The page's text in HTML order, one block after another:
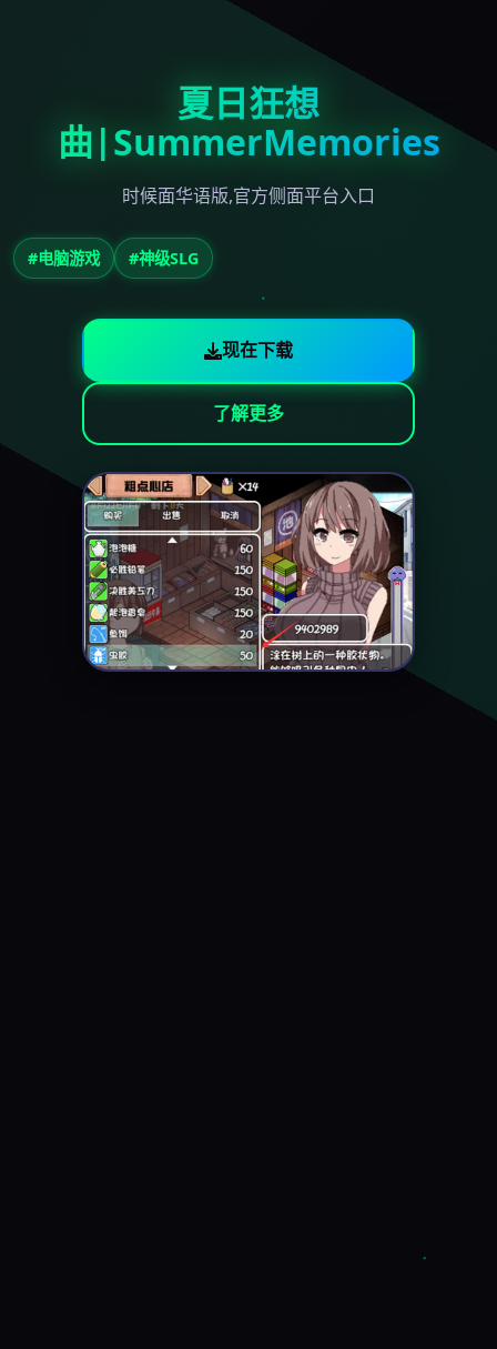
夏日狂想
曲|SummerMemories
时候面华语版,官方侧面平台入口
#电脑游戏 #神级SLG
现在下载
了解更多